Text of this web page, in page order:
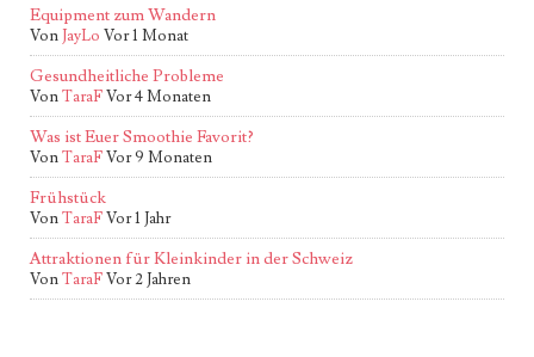
Equipment zum Wandern
VonJayLo Vor 1 Monat
Gesundheitliche Probleme
VonTaraFVor 4 Monaten
Was ist Euer Smoothie Favorit?
VonTaraFVor 9 Monaten
Frühstück
VonTaraFVor 1 Jahr
Attraktionen für Kleinkinder in der Schweiz
VonTaraFVor 2 Jahren